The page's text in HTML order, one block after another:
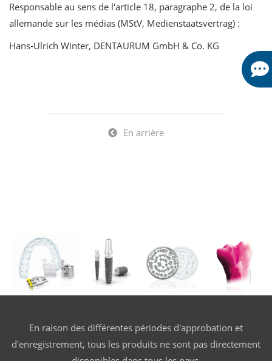
Responsable au sens de l'article 18, paragraphe 2, de la loi
allemande sur les médias (MStV, Medienstaatsvertrag) :
Hans-Ulrich Winter, DENTAURUM GmbH & Co. KG
En arrière
En raison des différentes périodes d'approbation et
d'enregistrement, tous les produits ne sont pas directement